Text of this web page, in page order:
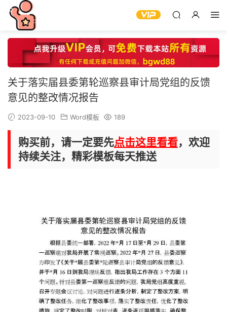
关于落实届县委第轮巡察县审计局党组的反馈
意见的整改情况报告
2023-09-10 Word模板 189
购买前，请一定要先点击这里看看，欢迎
持续关注，精彩模板每天推送